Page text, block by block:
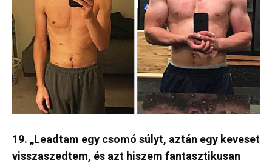
19. „Leadtam egy csomó súlyt, aztán egy keveset
visszaszedtem, és azt hiszem fantasztikusan